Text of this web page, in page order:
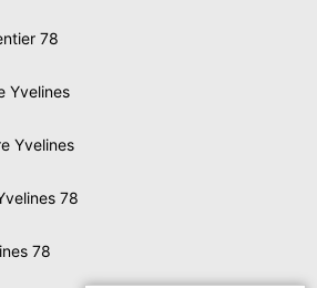
78
Yvelines
Yvelines
78
78